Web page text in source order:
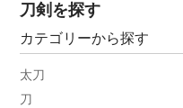
刀剣を探す
カテゴリーから探す
太刀
刀